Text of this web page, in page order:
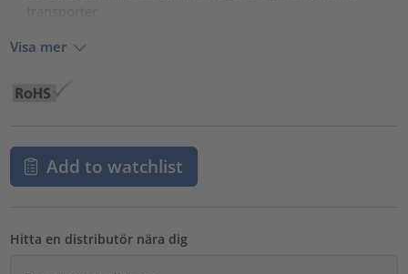
Visa mer
Add to watchlist
Hitta en distributör nära dig